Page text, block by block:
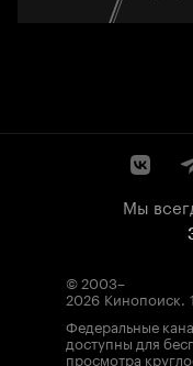
Мы
© 2003–
2026 Кинопоиск.
Федеральные
доступны для
просмотра